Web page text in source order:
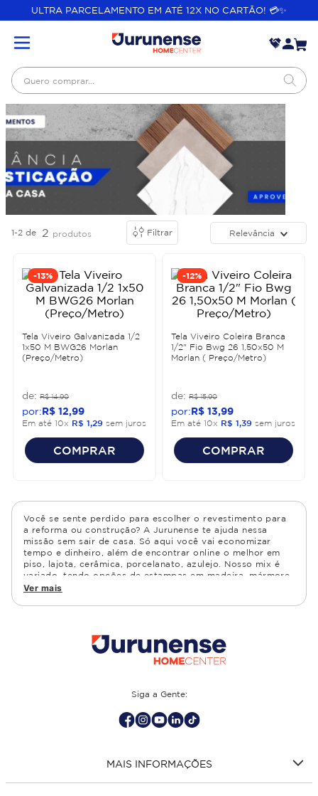
ULTRA PARCELAMENTO EM ATÉ 12X NO CARTÃO! 💳✨
Quero comprar...
1-2 de 2 produtos Filtrar Relevância
-13%
Tela Viveiro Galvanizada 1/2
1x50 M BWG26 Morlan
(Preço/Metro)
R$ 14,90
R$ 12 99
Em até 10x R$ 1 29 sem juros
COMPRAR
-12%
Tela Viveiro Coleira Branca
1/2" Fio Bwg 26 1,50x50 M
Morlan ( Preço/Metro)
R$ 15,90
R$ 13 99
Em até 10x R$ 1 39 sem juros
COMPRAR
Você se sente perdido para escolher o revestimento para
a reforma ou construção? A Jurunense te ajuda nessa
missão sem sair de casa. Só aqui você vai economizar
tempo e dinheiro, além de encontrar online o melhor em
piso, lajota, cerâmica, porcelanato, azulejo. Nosso mix é
variado, tendo opções de estampas em madeira, mármore,
granito, cimento, geométrico, e muito mais Confira as
cozinha, quarto, sala de estar.
Ver mais
Siga a Gente:
MAIS INFORMAÇÕES